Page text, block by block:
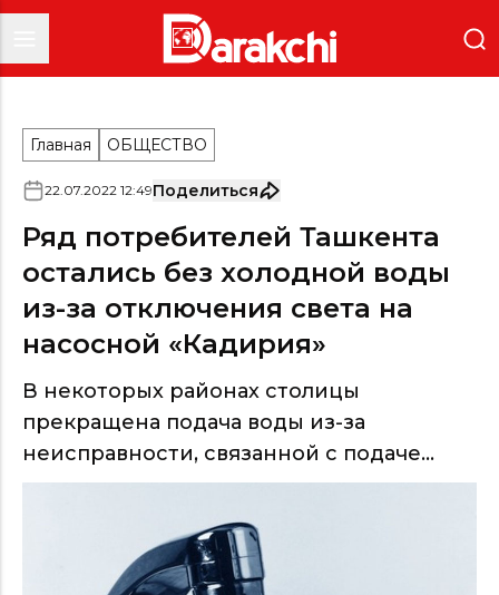
Главная ОБЩЕСТВО
22.07.2022 12:49Поделиться
Ряд потребителей Ташкента
остались без холодной воды
из-за отключения света на
насосной «Кадирия»
В некоторых районах столицы
прекращена подача воды из-за
неисправности, связанной с подаче...